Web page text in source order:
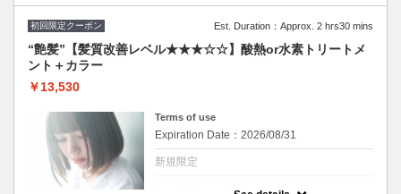
初回限定クーポン Est. Duration：Approx. 2 hrs30 mins
“艶髪”【髪質改善レベル★★★☆☆】酸熱or水素トリートメ
ント＋カラー
￥13,530
Terms of use
Expiration Date：2026/08/31
新規限定